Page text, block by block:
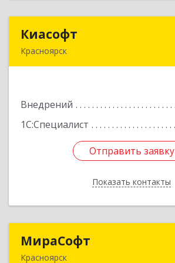
Киасофт
Красноярск
Внедрений
1С:Специалист
Отправить заявку
Показать контакты
Отправить заявку
Назад
МираСофт
Красноярск